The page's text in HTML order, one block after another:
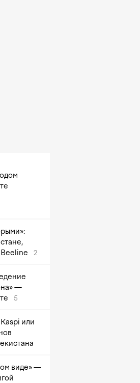
2
—
5
или
виде» —